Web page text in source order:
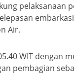
pelaksanaan
Air.
WIT dengan
pembagian